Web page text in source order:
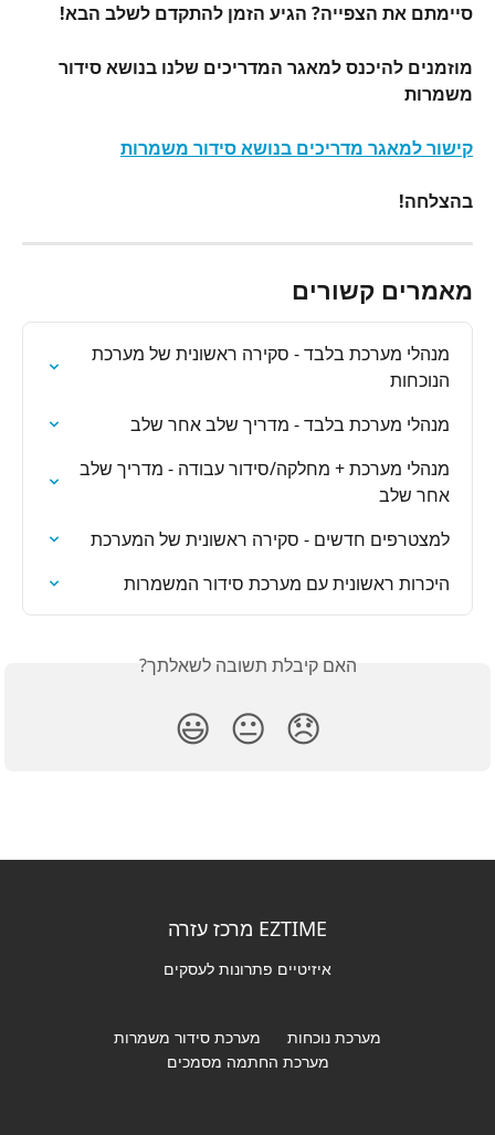
סיימתם את הצפייה? הגיע הזמן להתקדם לשלב הבא!
מוזמנים להיכנס למאגר המדריכים שלנו בנושא סידור
משמרות
קישור למאגר מדריכים בנושא סידור משמרות
בהצלחה!
מאמרים קשורים
מנהלי מערכת בלבד - סקירה ראשונית של מערכת
הנוכחות
מנהלי מערכת בלבד - מדריך שלב אחר שלב
מנהלי מערכת + מחלקה/סידור עבודה - מדריך שלב
אחר שלב
למצטרפים חדשים - סקירה ראשונית של המערכת
היכרות ראשונית עם מערכת סידור המשמרות
האם קיבלת תשובה לשאלתך?
😞
😐
😃
EZTIME מרכז עזרה
איזיטיים פתרונות לעסקים
מערכת נוכחות
מערכת סידור משמרות
מערכת החתמה מסמכים